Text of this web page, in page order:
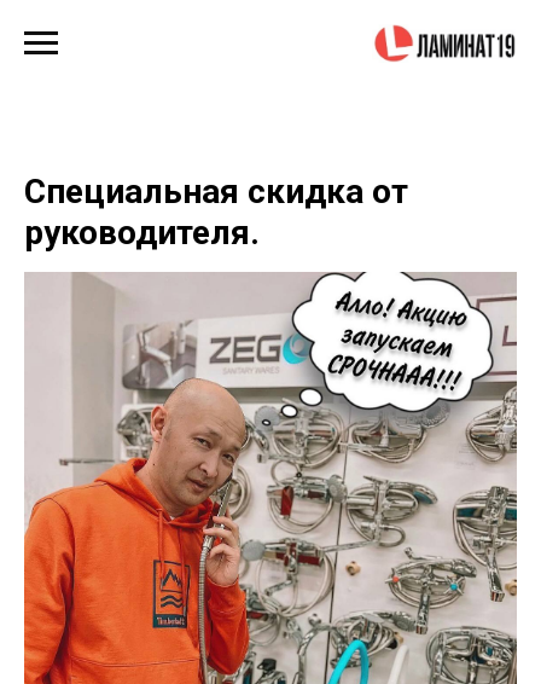
Специальная скидка от
руководителя.